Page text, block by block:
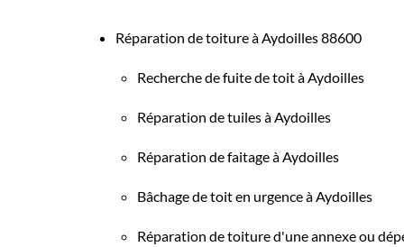
Réparation de toiture à Aydoilles 88600
Recherche de fuite de toit à Aydoilles
Réparation de tuiles à Aydoilles
Réparation de faitage à Aydoilles
Bâchage de toit en urgence à Aydoilles
Réparation de toiture d'une annexe ou